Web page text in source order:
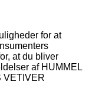
for at
at du bliver
af HUMMEL
VETIVER